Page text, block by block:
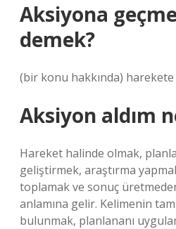
Aksiyona
demek?
(bir konu hakkında) harekete
Aksiyon aldım
Hareket halinde olmak,
geliştirmek, araştırma
toplamak ve sonuç
anlamına gelir. Kelimenin
bulunmak, planlananı